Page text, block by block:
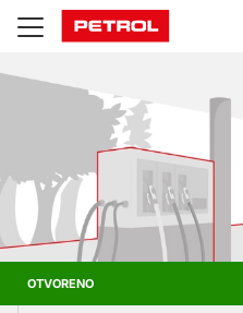
Prodajna
mjesta
OTVORENO